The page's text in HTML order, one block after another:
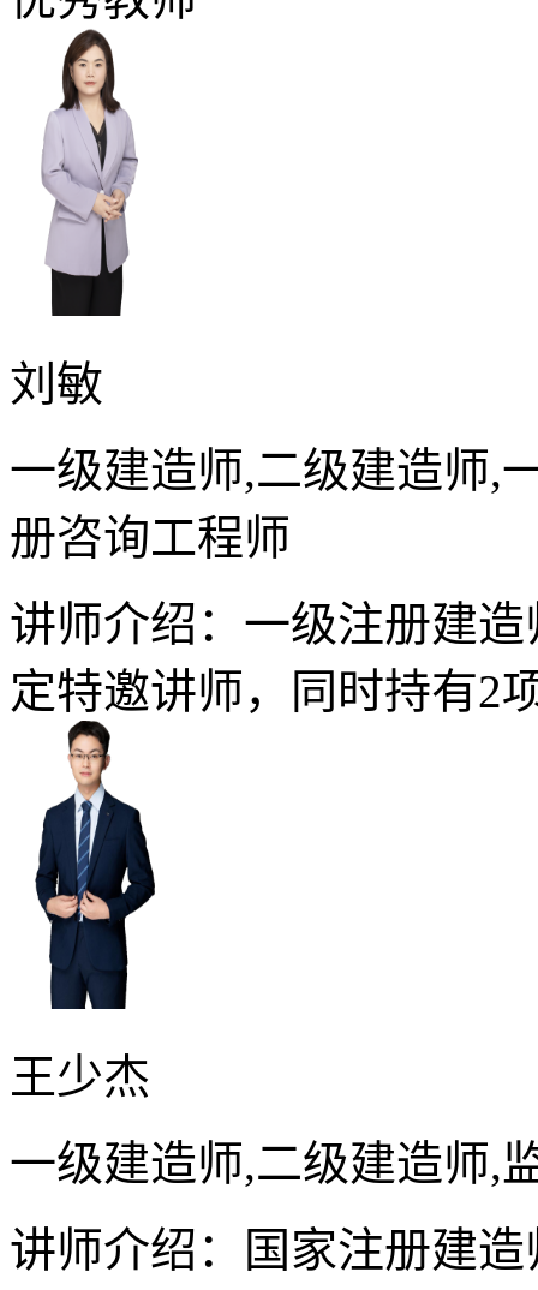
刘敏
一级建造师,二级建造师,
册咨询工程师
讲师介绍：一级注册建
定特邀讲师，同时持有2
王少杰
一级建造师,二级建造师,
讲师介绍：国家注册建